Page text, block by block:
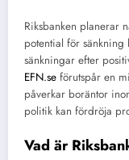
Riksbanken planerar
potential för sänkning
sänkningar efter
EFN.se förutspår en
påverkar boräntor
politik kan fördröja
Vad är